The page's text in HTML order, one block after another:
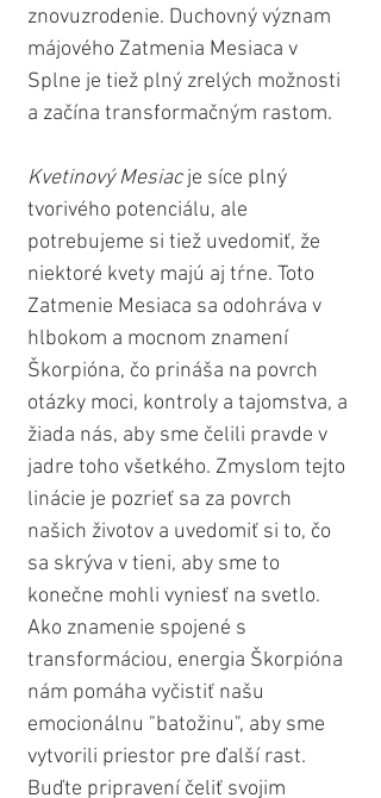
znovuzrodenie. Duchovný význam
májového Zatmenia Mesiaca v
Splne je tiež plný zrelých možnosti
a začína transformačným rastom.
Kvetinový Mesiac je síce plný
tvorivého potenciálu, ale
potrebujeme si tiež uvedomiť, že
niektoré kvety majú aj tŕne. Toto
Zatmenie Mesiaca sa odohráva v
hlbokom a mocnom znamení
Škorpióna, čo prináša na povrch
otázky moci, kontroly a tajomstva, a
žiada nás, aby sme čelili pravde v
jadre toho všetkého. Zmyslom tejto
linácie je pozrieť sa za povrch
našich životov a uvedomiť si to, čo
sa skrýva v tieni, aby sme to
konečne mohli vyniesť na svetlo.
Ako znamenie spojené s
transformáciou, energia Škorpióna
nám pomáha vyčistiť našu
emocionálnu "batožinu", aby sme
vytvorili priestor pre ďalší rast.
Buďte pripravení čeliť svojim